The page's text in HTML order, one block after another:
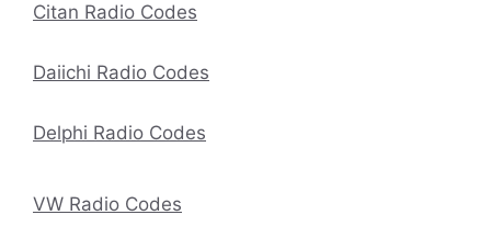
Citan Radio Codes
Daiichi Radio Codes
Delphi Radio Codes
VW Radio Codes